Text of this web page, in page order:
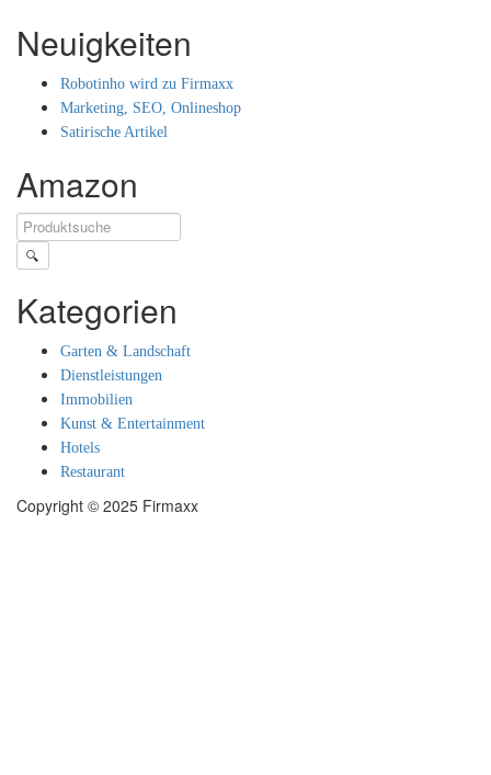
Neuigkeiten
Robotinho wird zu Firmaxx
Marketing, SEO, Onlineshop
Satirische Artikel
Amazon
🔍
Kategorien
Garten & Landschaft
Dienstleistungen
Immobilien
Kunst & Entertainment
Hotels
Restaurant
Copyright © 2025 Firmaxx